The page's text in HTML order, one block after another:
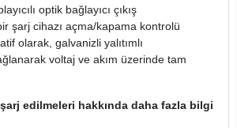
optik bağlayıcı çıkış
şarj cihazı açma/kapama kontrolü
olarak, galvanizli yalıtımlı
voltaj ve akım üzerinde tam
edilmeleri hakkında daha fazla bilgi